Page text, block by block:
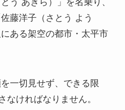
う あきら）」を名乗り、
藤洋子（さとう よう
ある架空の都市・太平市
一切見せず、できる限
なければなりません。